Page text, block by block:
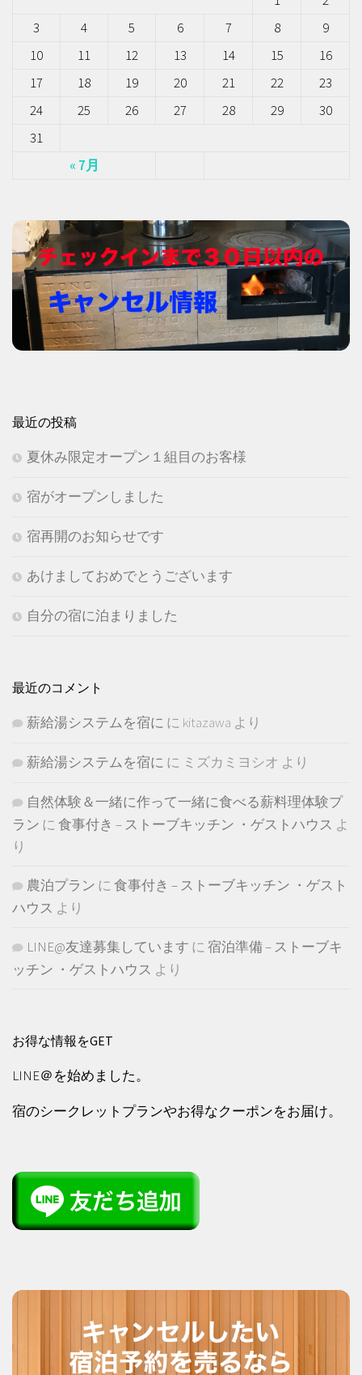
« 7月
3
4 5 6 7 8
9
10
11 12 13 14 15
16
17
18 19 20 21 22
23
24
25 26 27 28 29
30
31
最近の投稿
夏休み限定オープン１組目のお客様
宿がオープンしました
宿再開のお知らせです
あけましておめでとうございます
自分の宿に泊まりました
最近のコメント
薪給湯システムを宿に に kitazawa より
薪給湯システムを宿に に ミズカミヨシオ より
自然体験＆一緒に作って一緒に食べる薪料理体験プ
ラン に 食事付き – ストーブキッチン ・ゲストハウス よ
り
農泊プラン に 食事付き – ストーブキッチン ・ゲスト
ハウス より
LINE@友達募集しています に 宿泊準備 – ストーブキ
ッチン ・ゲストハウス より
お得な情報をGET
LINE＠を始めました。
宿のシークレットプランやお得なクーポンをお届け。